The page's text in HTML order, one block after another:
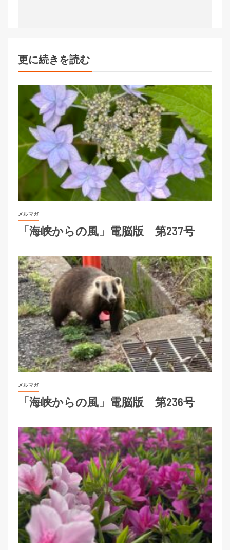
更に続きを読む
メルマガ
「海峡からの風」電脳版 第237号
メルマガ
「海峡からの風」電脳版 第236号